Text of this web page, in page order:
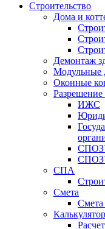
Строительство
Дома и
Демонтаж
Модульные
Оконные
Разрешение
ИЖС
СПА
Смета
Смета